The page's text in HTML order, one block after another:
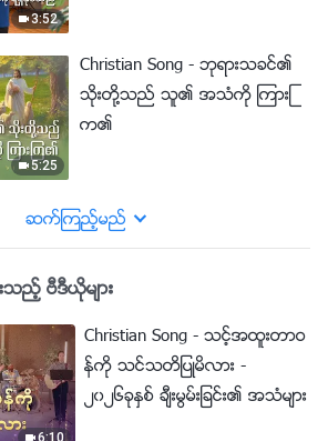
3:52
5:25
Christian Song - ဘုရားသခင္၏
သိုးတို႔သည္ သူ၏ အသံကို ၾကားၾ
က၏
ဆက္ၾကည့္မည္
သည့္ ဗီဒီယိုမ်ား
6:10
Christian Song - သင့္အထူးတာဝ
န္ကို သင္သတိျပဳမိလား -
၂၀၂၆ခုႏွစ္ ခ်ီးမြမ္းျခင္း၏ အသံမ်ား